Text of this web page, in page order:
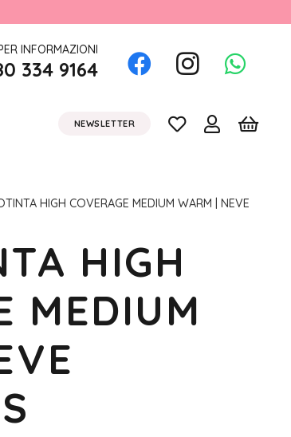
INFORMAZIONI
334 9164
NEWSLETTER
HIGH COVERAGE MEDIUM WARM | NEVE
HIGH
MEDIUM